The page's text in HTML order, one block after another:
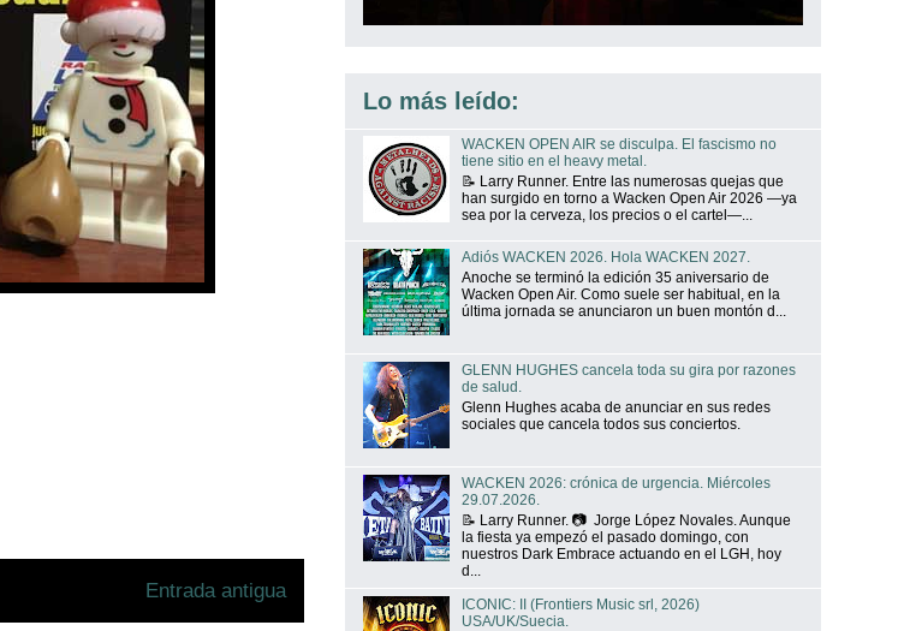
Entrada antigua
Lo más leído:
WACKEN OPEN AIR se disculpa. El fascismo no
tiene sitio en el heavy metal.
📝 Larry Runner. Entre las numerosas quejas que
han surgido en torno a Wacken Open Air 2026 —ya
sea por la cerveza, los precios o el cartel—...
Adiós WACKEN 2026. Hola WACKEN 2027.
Anoche se terminó la edición 35 aniversario de
Wacken Open Air. Como suele ser habitual, en la
última jornada se anunciaron un buen montón d...
GLENN HUGHES cancela toda su gira por razones
de salud.
Glenn Hughes acaba de anunciar en sus redes
sociales que cancela todos sus conciertos.
WACKEN 2026: crónica de urgencia. Miércoles
29.07.2026.
📝 Larry Runner. 📷 Jorge López Novales. Aunque
la fiesta ya empezó el pasado domingo, con
nuestros Dark Embrace actuando en el LGH, hoy
d...
ICONIC: II (Frontiers Music srl, 2026)
USA/UK/Suecia.